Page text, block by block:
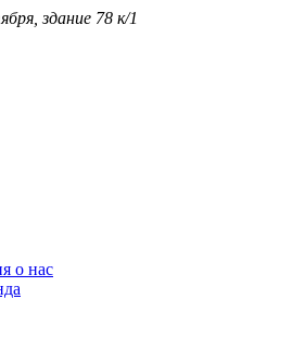
здание 78 к/1
о нас